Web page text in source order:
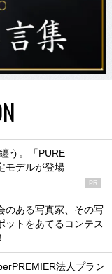
う。「PURE
モデルが登場
PR
のある写真家、その写
ットをあてるコンテス
法人プラン